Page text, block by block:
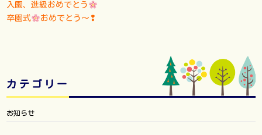
入園、進級おめでとう
卒園式
おめでとう〜❢
カテゴリー
お知らせ